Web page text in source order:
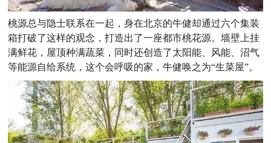
桃源总与隐士联系在一起，身在北京的牛健却通过六个集装
箱打破了这样的观念，打造出了一座都市桃花源。墙壁上挂
满鲜花，屋顶种满蔬菜，同时还创造了太阳能、风能、沼气
等能源自给系统，这个会呼吸的家，牛健唤之为“生菜屋”。